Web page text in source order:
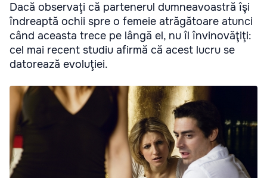
Dacă observaţi că partenerul dumneavoastră îşi
îndreaptă ochii spre o femeie atrăgătoare atunci
când aceasta trece pe lângă el, nu îl învinovăţiţi:
cel mai recent studiu afirmă că acest lucru se
datorează evoluţiei.